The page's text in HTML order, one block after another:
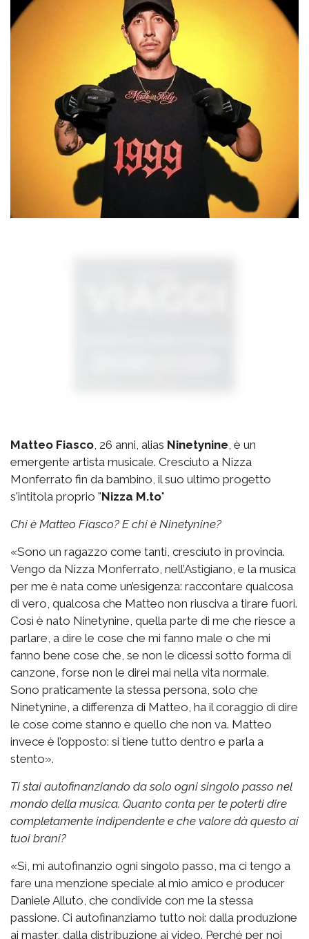
Matteo Fiasco , 26 anni, alias Ninetynine , è un
emergente artista musicale. Cresciuto a Nizza
Monferrato fin da bambino, il suo ultimo progetto
s'intitola proprio "Nizza M.to"
Chi è Matteo Fiasco? E chi è Ninetynine?
«Sono un ragazzo come tanti, cresciuto in provincia.
Vengo da Nizza Monferrato, nell’Astigiano, e la musica
per me è nata come un’esigenza: raccontare qualcosa
di vero, qualcosa che Matteo non riusciva a tirare fuori.
Così è nato Ninetynine, quella parte di me che riesce a
parlare, a dire le cose che mi fanno male o che mi
fanno bene cose che, se non le dicessi sotto forma di
canzone, forse non le direi mai nella vita normale.
Sono praticamente la stessa persona, solo che
Ninetynine, a differenza di Matteo, ha il coraggio di dire
le cose come stanno e quello che non va. Matteo
invece è l’opposto: si tiene tutto dentro e parla a
stento».
Ti stai autofinanziando da solo ogni singolo passo nel
mondo della musica. Quanto conta per te poterti dire
completamente indipendente e che valore dà questo ai
tuoi brani?
«Sì, mi autofinanzio ogni singolo passo, ma ci tengo a
fare una menzione speciale al mio amico e producer
Daniele Alluto, che condivide con me la stessa
passione. Ci autofinanziamo tutto noi: dalla produzione
ai master, dalla distribuzione ai video. Perché per noi